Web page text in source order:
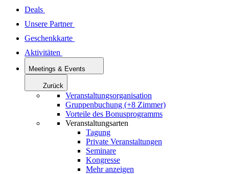
Deals
Unsere Partner
Geschenkkarte
Aktivitäten
Meetings & Events
Zurück
Veranstaltungsorganisation
Gruppenbuchung (+8 Zimmer)
Vorteile des Bonusprogramms
Veranstaltungsarten
Tagung
Private Veranstaltungen
Seminare
Kongresse
Mehr anzeigen